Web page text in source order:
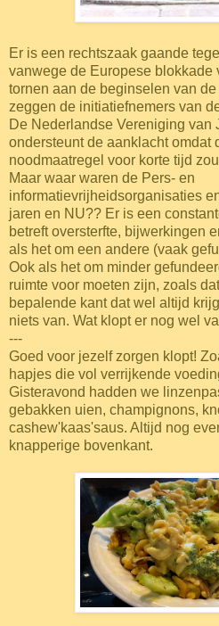
Er is een rechtszaak gaande
vanwege de Europese blokkade
tornen aan de beginselen van
zeggen de initiatiefnemers van
De Nederlandse Vereniging van
ondersteunt de aanklacht omdat
noodmaatregel voor korte tijd
Maar waar waren de Pers- en
informatievrijheidsorganisaties
jaren en NU?? Er is een
betreft oversterfte, bijwerkingen
als het om een andere (vaak
Ook als het om minder
ruimte voor moeten zijn, zoals
bepalende kant dat wel altijd
niets van. Wat klopt er nog wel
---
Goed voor jezelf zorgen klopt!
hapjes die vol verrijkende
Gisteravond hadden we
gebakken uien, champignons,
cashew'kaas'saus. Altijd nog
knapperige bovenkant.